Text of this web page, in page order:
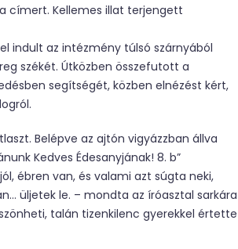
címert. Kellemes illat terjengett
indult az intézmény túlsó szárnyából
székét. Útközben összefutott a
segítségét, közben elnézést kért,
Belépve az ajtón vigyázzban állva
Kedves Édesanyjának! 8. b”
ébren van, és valami azt súgta neki,
üljetek le. – mondta az íróasztal sarkára
talán tizenkilenc gyerekkel értette